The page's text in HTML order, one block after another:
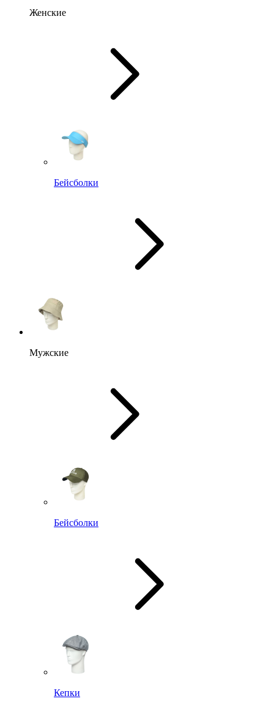
Женские
Бейсболки
Мужские
Бейсболки
Кепки